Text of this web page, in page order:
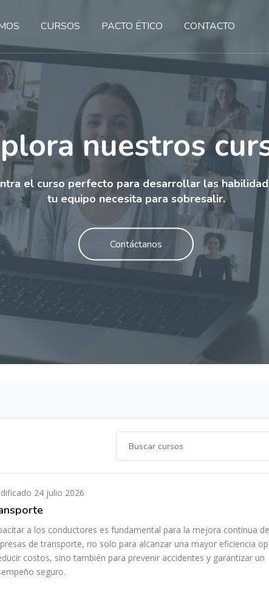
CURSOS PACTO ÉTICO CONTACTO
nuestros
el curso perfecto para desarrollar las
tu equipo necesita para sobresalir.
Contáctanos
24 julio 2026
a los conductores es fundamental para la mejora continua
de transporte, no solo para alcanzar una mayor eficiencia
costos, sino también para prevenir accidentes y garantizar un
seguro.